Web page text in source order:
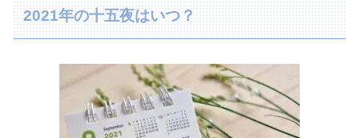
2021年の十五夜はいつ？